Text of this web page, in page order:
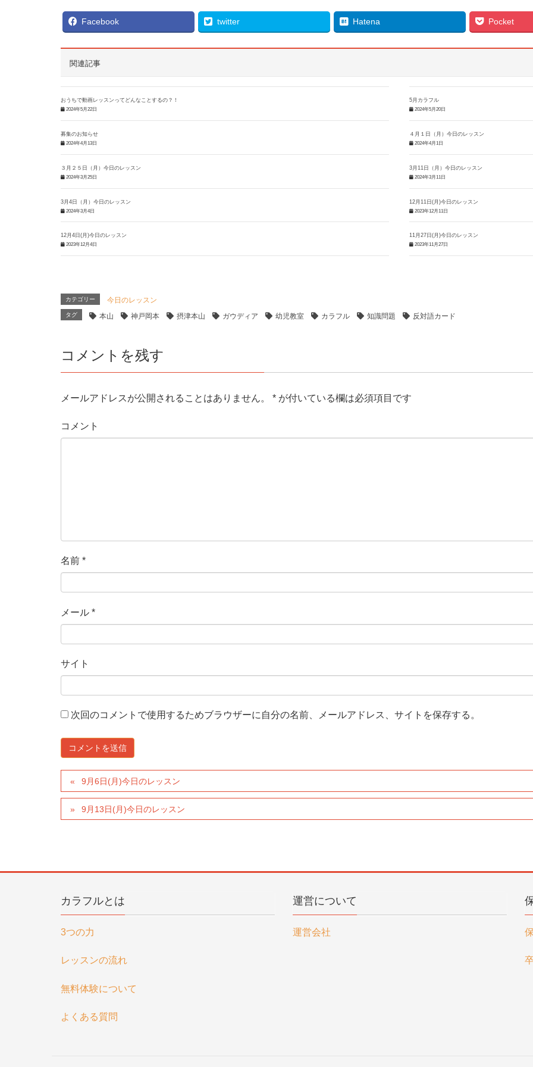
Facebook twitter Hatena Pocket
関連記事
おうちで動画レッスンってどんなことするの？！
2024年5月22日
5月カラフル
2024年5月20日
募集のお知らせ
2024年4月13日
４月１日（月）今日のレッスン
2024年4月1日
３月２５日（月）今日のレッスン
2024年3月25日
3月11日（月）今日のレッスン
2024年3月11日
3月4日（月）今日のレッスン
2024年3月4日
12月11日(月)今日のレッスン
2023年12月11日
12月4日(月)今日のレッスン
2023年12月4日
11月27日(月)今日のレッスン
2023年11月27日
カテゴリー 今日のレッスン
タグ 本山 神戸岡本 摂津本山 ガウディア 幼児教室 カラフル 知識問題 反対語カード
コメントを残す
メールアドレスが公開されることはありません。 * が付いている欄は必須項目です
コメント
名前 *
メール *
サイト
次回のコメントで使用するためブラウザーに自分の名前、メールアドレス、サイトを保存する。
9月6日(月)今日のレッスン
9月13日(月)今日のレッスン
カラフルとは
3つの力
レッスンの流れ
無料体験について
よくある質問
運営について
運営会社